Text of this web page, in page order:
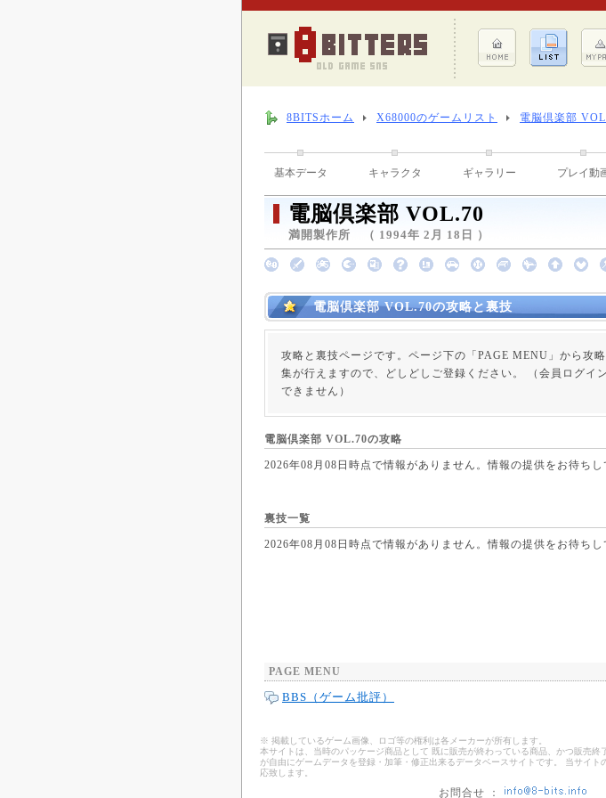
8BITSホーム X68000のゲームリスト 電脳倶楽部
基本データ キャラクタ ギャラリー プレイ動
電脳倶楽部 VOL.70
満開製作所 （ 1994年 2月 18日 ）
電脳倶楽部 VOL.70の攻略と裏技
攻略と裏技ページです。ページ下の「PAGE MENU」から攻
集が行えますので、どしどしご登録ください。 （会員ログイ
できません）
電脳倶楽部 VOL.70の攻略
2026年08月08日時点で情報がありません。情報の提供をお待ちし
裏技一覧
2026年08月08日時点で情報がありません。情報の提供をお待ちし
PAGE MENU
BBS（ゲーム批評）
※ 掲載しているゲーム画像、ロゴ等の権利は各メーカーが所有します。
本サイトは、当時のパッケージ商品として 既に販売が終わっている商品、かつ販売
が自由にゲームデータを登録・加筆・修正出来るデータベースサイトです。 当サイ
応致します。
お問合せ ：